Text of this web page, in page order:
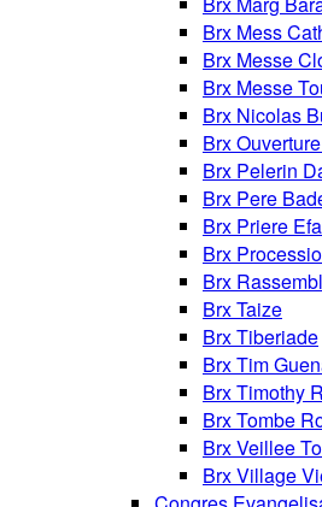
Brx Mess
Brx Messe
Brx Messe
Brx Nicolas
Brx
Brx Pelerin
Brx Pere
Brx Priere
Brx
Brx
Brx Taize
Brx Tiberiade
Brx Tim
Brx Timothy
Brx Tombe
Brx Veillee
Brx Village